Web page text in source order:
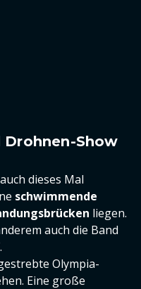
Show
dieses Mal
schwimmende
liegen.
auch die Band
Olympia-
Eine große